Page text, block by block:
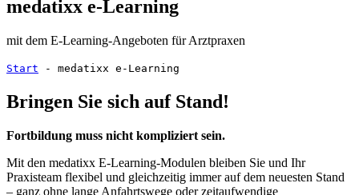
medatixx e-Learning
mit dem E-Learning-Angeboten für Arztpraxen
Start - medatixx e-Learning
Bringen Sie sich auf Stand!
Fortbildung muss nicht kompliziert sein.
Mit den medatixx E-Learning-Modulen bleiben Sie und Ihr
Praxisteam flexibel und gleichzeitig immer auf dem neuesten Stand
– ganz ohne lange Anfahrtswege oder zeitaufwendige